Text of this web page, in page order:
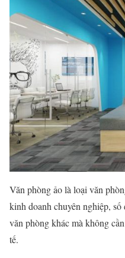
Văn phòng ảo là loại văn
kinh doanh chuyên nghiệp,
văn phòng khác mà không
tế.